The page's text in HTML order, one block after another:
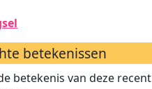
betekenissen
betekenis van deze recent